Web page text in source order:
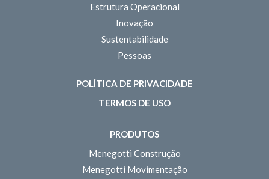
Estrutura Operacional
Inovação
Sustentabilidade
Pessoas
POLÍTICA DE PRIVACIDADE
TERMOS DE USO
PRODUTOS
Menegotti Construção
Menegotti Movimentação